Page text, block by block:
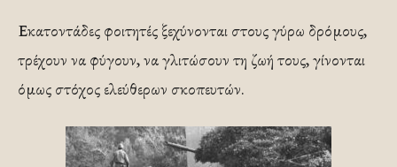
Εκατοντάδες φοιτητές ξεχύνονται στους γύρω δρόμους,
τρέχουν να φύγουν, να γλιτώσουν τη ζωή τους, γίνονται
όμως στόχος ελεύθερων σκοπευτών.